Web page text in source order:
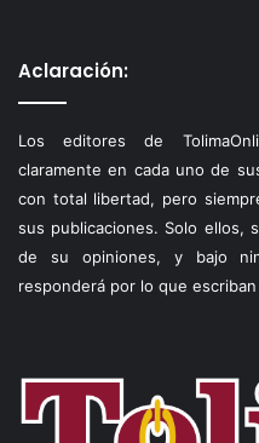
Aclaración:
Los editores de
claramente en cada uno de
con total libertad, pero
sus publicaciones. Solo ellos,
de su opiniones, y bajo
responderá por lo que